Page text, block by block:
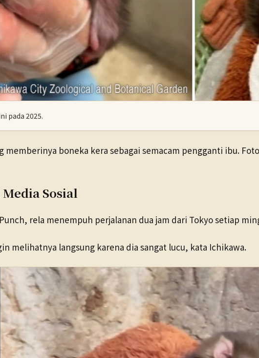
pada 2025.
memberinya boneka kera sebagai semacam pengganti ibu.
Sosial
rela menempuh perjalanan dua jam dari Tokyo setiap
melihatnya langsung karena dia sangat lucu, kata Ichikawa.